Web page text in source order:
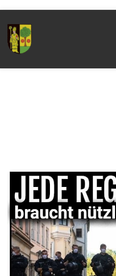
Kategorie:
Beitragsnavigation